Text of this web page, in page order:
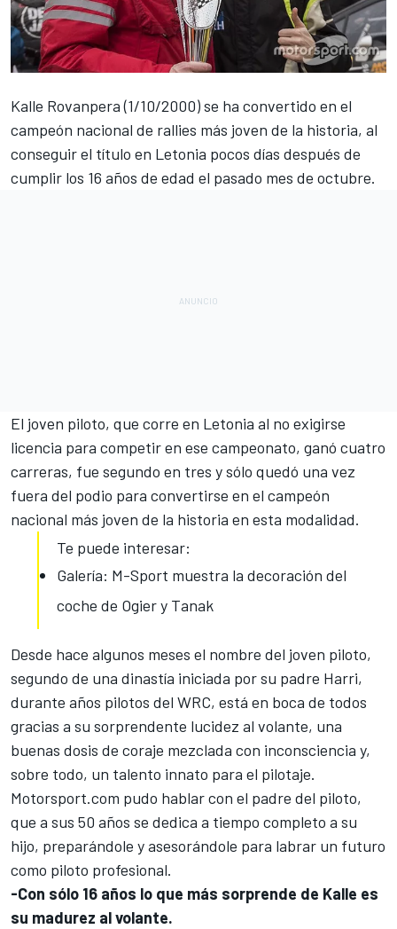
Kalle Rovanpera (1/10/2000) se ha convertido en el
campeón nacional de rallies más joven de la historia, al
conseguir el título en Letonia pocos días después de
cumplir los 16 años de edad el pasado mes de octubre.
El joven piloto, que corre en Letonia al no exigirse
licencia para competir en ese campeonato, ganó cuatro
carreras, fue segundo en tres y sólo quedó una vez
fuera del podio para convertirse en el campeón
nacional más joven de la historia en esta modalidad.
Te puede interesar:
Galería: M-Sport muestra la decoración del
coche de Ogier y Tanak
Desde hace algunos meses el nombre del joven piloto,
segundo de una dinastía iniciada por su padre Harri,
durante años pilotos del WRC, está en boca de todos
gracias a su sorprendente lucidez al volante, una
buenas dosis de coraje mezclada con inconsciencia y,
sobre todo, un talento innato para el pilotaje.
Motorsport.com pudo hablar con el padre del piloto,
que a sus 50 años se dedica a tiempo completo a su
hijo, preparándole y asesorándole para labrar un futuro
como piloto profesional.
-Con sólo 16 años lo que más sorprende de Kalle es
su madurez al volante.